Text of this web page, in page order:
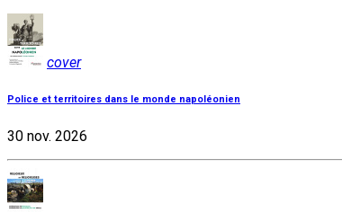
cover
Police et territoires dans le monde napoléonien
30 nov. 2026